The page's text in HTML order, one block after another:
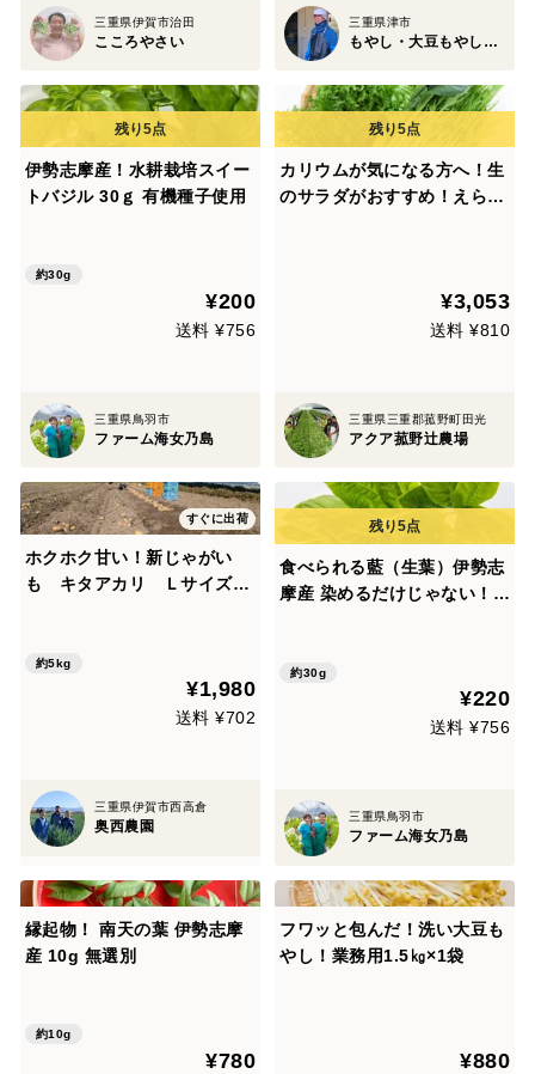
三重県伊賀市治田
こころやさい
三重県津市
もやし・大豆もやし製造卸 小銭商店
伊勢志摩産！水耕栽培スイー
トバジル 30ｇ 有機種子使用
約30g
¥200
送料 ¥756
三重県鳥羽市
ファーム海女乃島
カリウムが気になる方へ！生
のサラダがおすすめ！えらべ
¥3,053
送料 ¥810
三重県三重郡菰野町田光
アクア菰野辻農場
すぐに出荷
ホクホク甘い！新じゃがい
も キタアカリ Ｌサイズ5
約5kg
¥1,980
送料 ¥702
三重県伊賀市西高倉
奥西農園
食べられる藍（生葉）伊勢志
摩産 染めるだけじゃない！話
約30g
¥220
送料 ¥756
三重県鳥羽市
ファーム海女乃島
縁起物！ 南天の葉 伊勢志摩
産 10g 無選別
約10g
¥780
フワッと包んだ！洗い大豆も
やし！業務用1.5㎏×1袋
¥880